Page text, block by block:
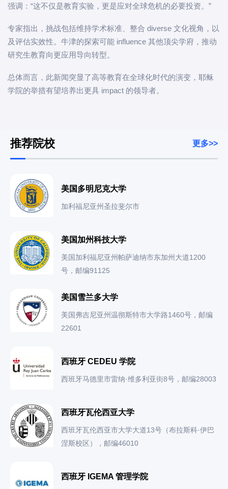
强调：“这不仅是教育实验，更是应对全球危机的必要投资。”
专家指出，挑战包括维持学术标准、整合 diverse 文化视角，以
及评估实效性。牛津的探索可能 influence 其他顶尖学府，推动
研究生教育向更应用导向转型。
总体而言，此新闻突显了高等教育在全球化时代的演变，耶稣
学院的举措有望培养出更具 impact 的领导者。
推荐院校 更多>>
美国多明尼克大学
加利福尼亚州圣拉斐尔市
美国加州科技大学
美国加利福尼亚州帕萨迪纳市东加州大道1200
号，邮编91125
美国雪兰多大学
美国弗吉尼亚州温彻斯特市大学路1460号，邮编
22601
西班牙 CEDEU 学院
西班牙马德里市雷纳·维多利亚街8号，邮编28003
西班牙瓦伦西亚大学
西班牙瓦伦西亚市大学大道13号（布拉斯科·伊巴
涅斯校区），邮编46010
西班牙 IGEMA 管理学院